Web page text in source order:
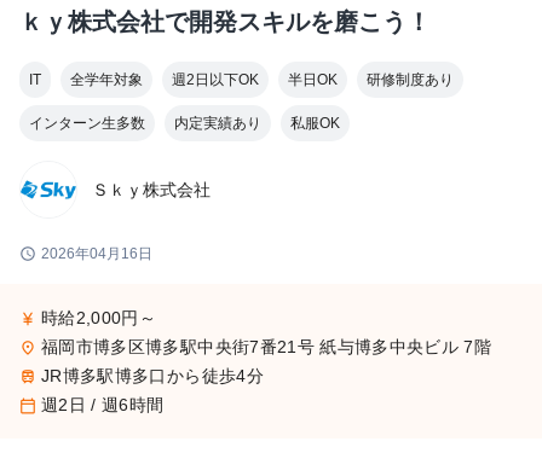
ｋｙ株式会社で開発スキルを磨こう！
IT 全学年対象 週2日以下OK 半日OK 研修制度あり
インターン生多数 内定実績あり 私服OK
Ｓｋｙ株式会社
schedule 2026年04月16日
currency_yen 時給2,000円～
place 福岡市博多区博多駅中央街7番21号 紙与博多中央ビル 7階
train JR博多駅博多口から徒歩4分
calendar_today 週2日 / 週6時間